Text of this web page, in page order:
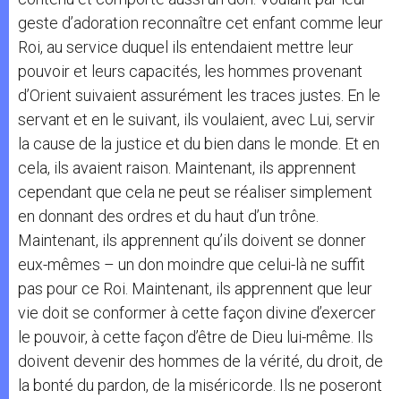
geste d’adoration reconnaître cet enfant comme leur
Roi, au service duquel ils entendaient mettre leur
pouvoir et leurs capacités, les hommes provenant
d’Orient suivaient assurément les traces justes. En le
servant et en le suivant, ils voulaient, avec Lui, servir
la cause de la justice et du bien dans le monde. Et en
cela, ils avaient raison. Maintenant, ils apprennent
cependant que cela ne peut se réaliser simplement
en donnant des ordres et du haut d’un trône.
Maintenant, ils apprennent qu’ils doivent se donner
eux-mêmes – un don moindre que celui-là ne suffit
pas pour ce Roi. Maintenant, ils apprennent que leur
vie doit se conformer à cette façon divine d’exercer
le pouvoir, à cette façon d’être de Dieu lui-même. Ils
doivent devenir des hommes de la vérité, du droit, de
la bonté du pardon, de la miséricorde. Ils ne poseront